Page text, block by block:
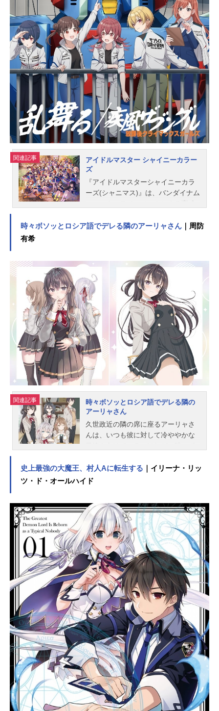
関連記事
アイドルマスター シャイニーカラー
ズ
『アイドルマスターシャイニーカラ
ーズ(シャニマス)』は、バンダイナム
は、『アイドルマスターシャイニー
ーシャイニーカラーズ』の情報はこ
ちら▼
時々ボソッとロシア語でデレる隣のアーリャさん ｜周防
有希
関連記事
時々ボソッとロシア語でデレる隣の
アーリャさん
久世政近の隣の席に座るアーリャさ
んは、いつも彼に対して冷ややかな
て......。その言葉を政近も聞き逃しは
しない。なんと、政近はロシア語の
時々デレるアーリャさん。そして、
その意味を理解しながらも、気付い
ていないような振りをする政近。ニ
ヤニヤが止まらない、二人の恋模様
の行方は——!?作品名時々ボソッと
ロシア語でデレる隣のアーリャさん
放送形態TVアニメスケジュール2024
年7月3日（水）～2024年9月18日
（水）TOKYOMX・BS日テレほか話
数全12話キャスト久世政近：天﨑滉
平アリサ・ミハイロヴナ・九条：上
坂すみれ周防有希：丸岡和佳奈マリ
ヤ・ミハイロヴナ・九条：藤井ゆき
よ君嶋綾乃：会沢紗弥更科茅咲：河
瀬茉希剣崎統也：石川界人谷山沙也
加：長谷川育美宮前乃々亜：青山吉
能丸山毅：酒井広大清宮光瑠：市川
太一スタッフ原作：燦々SUN（株式
会社KADOKAWA角川スニーカー文庫
史上最強の大魔王、村人Aに転生する ｜イリーナ・リッ
ツ・ド・オールハイド